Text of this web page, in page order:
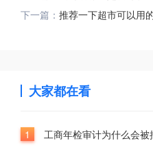
下一篇： 推荐一下超市可以用
大家都在看
1 工商年检审计为什么会被